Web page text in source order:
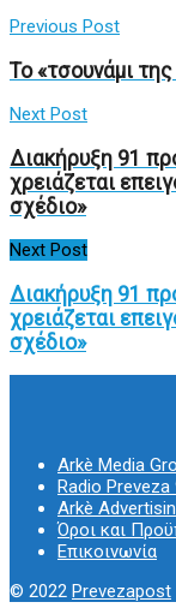
Previous Post
Το «τσουνάμι
Next Post
Διακήρυξη 91
χρειάζεται
σχέδιο»
Next Post
Διακήρυξη 91
χρειάζεται
σχέδιο»
Arkè Media
Radio Preveza
Arkè
Όροι και
Επικοινωνία
© 2022 Prevezapost